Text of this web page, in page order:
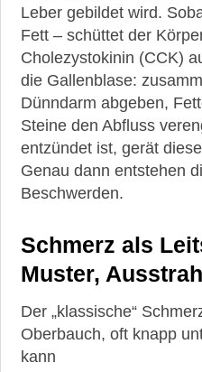
Leber gebildet wird.
Fett – schüttet der
Cholezystokinin (CCK)
die Gallenblase:
Dünndarm abgeben,
Steine den Abfluss
entzündet ist, gerät
Genau dann entstehen
Beschwerden.
Schmerz als
Muster,
Der „klassische“
Oberbauch, oft knapp
kann